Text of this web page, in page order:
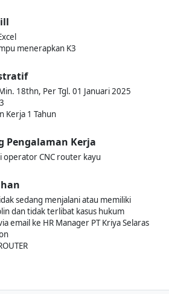
menerapkan K3
18thn, Per Tgl. 01 Januari 2025
Kerja 1 Tahun
Pengalaman Kerja
operator CNC router kayu
sedang menjalani atau memiliki
dan tidak terlibat kasus hukum
email ke HR Manager PT Kriya Selaras